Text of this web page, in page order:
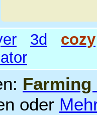
3d
cozy
Farming
oder